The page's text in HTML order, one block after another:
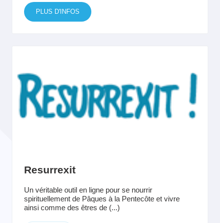
PLUS D'INFOS
Resurrexit
Un véritable outil en ligne pour se nourrir
spirituellement de Pâques à la Pentecôte et vivre
ainsi comme des êtres de (...)